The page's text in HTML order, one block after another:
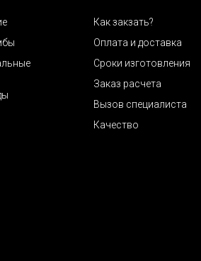
Как закзать?
Оплата и доставка
Сроки изготовления
Заказ расчета
Вызов специалиста
Качество